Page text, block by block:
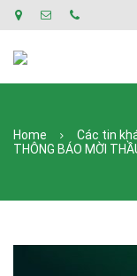
Home Các tin
THÔNG BÁO MỜI